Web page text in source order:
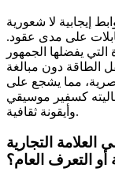
إيجابية لا شعورية
على مدى عقود.
يفضلها الجمهور
الطاقة دون مبالغة
مما يشجع على
كسفير موسيقي
وأيقونة ثقافية.
التجارية
أو التعرف العام؟